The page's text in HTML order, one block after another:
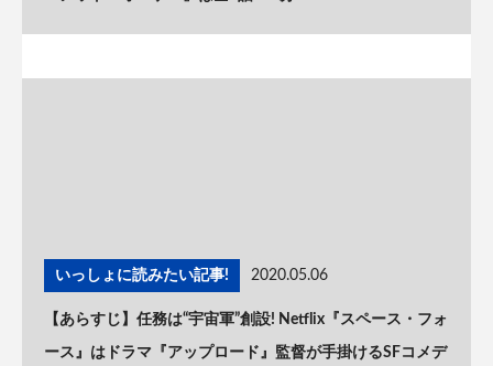
いっしょに読みたい記事! 2020.05.06
【あらすじ】任務は“宇宙軍”創設! Netflix『スペース・フォ
ース』はドラマ『アップロード』監督が手掛けるSFコメデ